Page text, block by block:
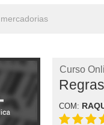
Curso
COM: